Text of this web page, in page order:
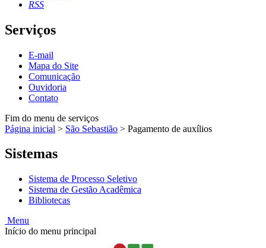
RSS
Serviços
E-mail
Mapa do Site
Comunicação
Ouvidoria
Contato
Fim do menu de serviços
Página inicial > São Sebastião > Pagamento de auxílios
Sistemas
Sistema de Processo Seletivo
Sistema de Gestão Acadêmica
Bibliotecas
Menu
Início do menu principal